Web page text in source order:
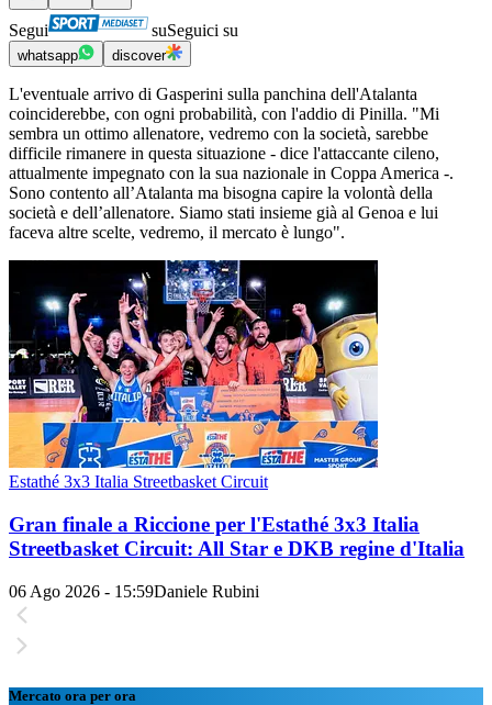
Segui suSeguici su
whatsapp discover
L'eventuale arrivo di Gasperini sulla panchina dell'Atalanta
coinciderebbe, con ogni probabilità, con l'addio di Pinilla. "Mi
sembra un ottimo allenatore, vedremo con la società, sarebbe
difficile rimanere in questa situazione - dice l'attaccante cileno,
attualmente impegnato con la sua nazionale in Coppa America -.
Sono contento all’Atalanta ma bisogna capire la volontà della
società e dell’allenatore. Siamo stati insieme già al Genoa e lui
faceva altre scelte, vedremo, il mercato è lungo".
Estathé 3x3 Italia Streetbasket Circuit
Gran finale a Riccione per l'Estathé 3x3 Italia
Streetbasket Circuit: All Star e DKB regine d'Italia
06 Ago 2026 - 15:59Daniele Rubini
Mercato ora per ora